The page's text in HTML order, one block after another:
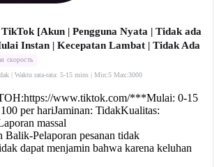
[Akun | Pengguna Nyata | Tidak ada
Instan | Kecepatan Lambat | Tidak Ada
скорость
| Waktu rata-rata: 5-15 mins | Min:5 Max:3000
www.tiktok.com/***Mulai: 0-15
per hariJaminan: TidakKualitas:
massal
Balik-Pelaporan pesanan tidak
dapat menjamin bahwa karena keluhan